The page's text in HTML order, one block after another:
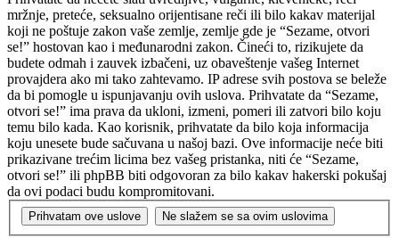
mržnje, preteće, seksualno orijentisane reči ili bilo kakav materijal
koji ne poštuje zakon vaše zemlje, zemlje gde je “Sezame, otvori
se!” hostovan kao i međunarodni zakon. Čineći to, rizikujete da
budete odmah i zauvek izbačeni, uz obaveštenje vašeg Internet
provajdera ako mi tako zahtevamo. IP adrese svih postova se beleže
da bi pomogle u ispunjavanju ovih uslova. Prihvatate da “Sezame,
otvori se!” ima prava da ukloni, izmeni, pomeri ili zatvori bilo koju
temu bilo kada. Kao korisnik, prihvatate da bilo koja informacija
koju unesete bude sačuvana u našoj bazi. Ove informacije neće biti
prikazivane trećim licima bez vašeg pristanka, niti će “Sezame,
otvori se!” ili phpBB biti odgovoran za bilo kakav hakerski pokušaj
da ovi podaci budu kompromitovani.